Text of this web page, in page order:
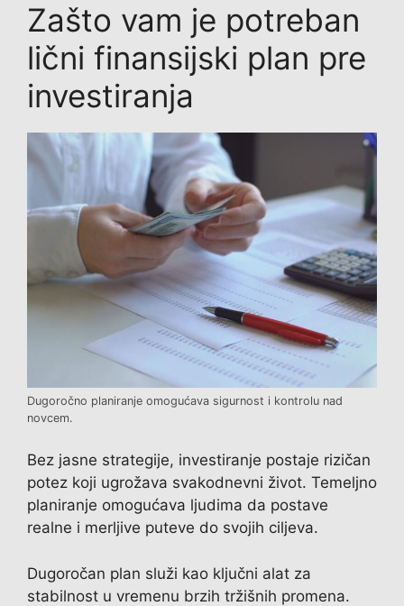
Zašto vam je potreban
lični finansijski plan pre
investiranja
Dugoročno planiranje omogućava sigurnost i kontrolu nad
novcem.
Bez jasne strategije, investiranje postaje rizičan
potez koji ugrožava svakodnevni život. Temeljno
planiranje omogućava ljudima da postave
realne i merljive puteve do svojih ciljeva.
Dugoročan plan služi kao ključni alat za
stabilnost u vremenu brzih tržišnih promena.